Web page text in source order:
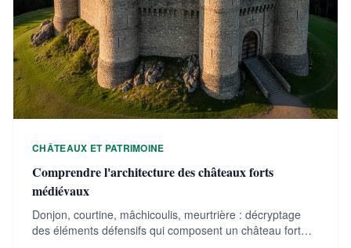
CHÂTEAUX ET PATRIMOINE
Comprendre l'architecture des châteaux forts
médiévaux
Donjon, courtine, mâchicoulis, meurtrière : décryptage
des éléments défensifs qui composent un château fort